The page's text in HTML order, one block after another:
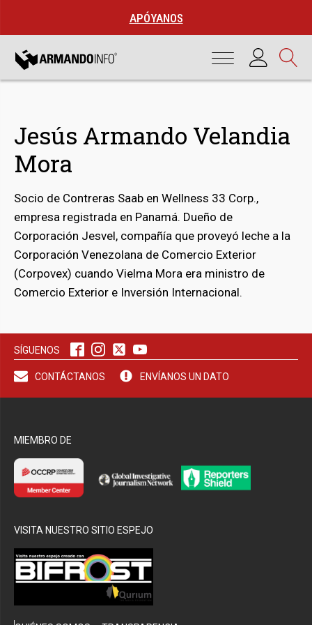
APÓYANOS
Jesús Armando Velandia
Mora
Socio de Contreras Saab en Wellness 33 Corp.,
empresa registrada en Panamá. Dueño de
Corporación Jesvel, compañía que proveyó leche a la
Corporación Venezolana de Comercio Exterior
(Corpovex) cuando Vielma Mora era ministro de
Comercio Exterior e Inversión Internacional.
SÍGUENOS
CONTÁCTANOS ENVÍANOS UN DATO
MIEMBRO DE
VISITA NUESTRO SITIO ESPEJO